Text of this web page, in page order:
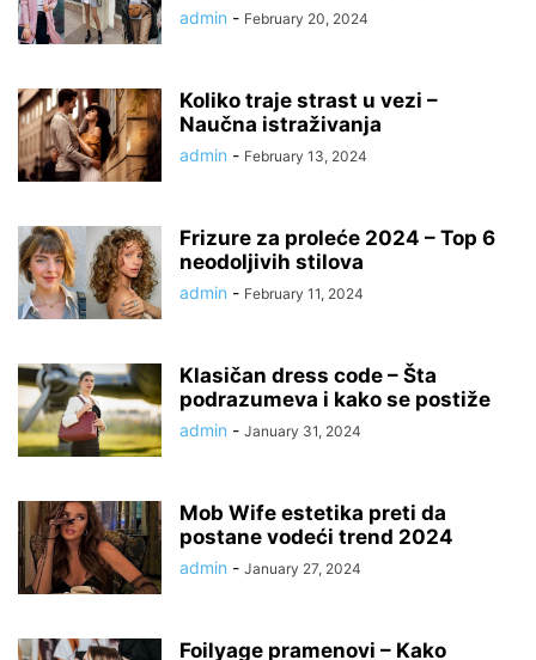
admin - February 20, 2024
Koliko traje strast u vezi –
Naučna istraživanja
admin - February 13, 2024
Frizure za proleće 2024 – Top 6
neodoljivih stilova
admin - February 11, 2024
Klasičan dress code – Šta
podrazumeva i kako se postiže
admin - January 31, 2024
Mob Wife estetika preti da
postane vodeći trend 2024
admin - January 27, 2024
Foilyage pramenovi – Kako